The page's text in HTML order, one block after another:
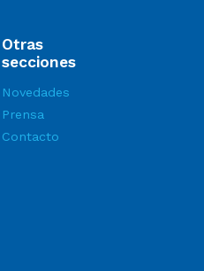
Otras
secciones
Novedades
Prensa
Contacto